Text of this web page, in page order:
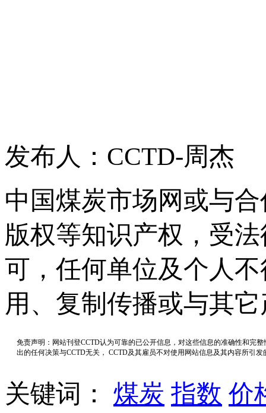
发布人：CCTD-周杰
中国煤炭市场网或与
版权等知识产权，受
可，任何单位及个人
用、复制传播或与其
免责声明：网站刊登CCTD认为可靠的已公开信息，对这些信息的准确性和完
出的任何决策与CCTD无关， CCTD及其雇员不对使用网站信息及其内容所引
关键词： 煤炭 指数 价